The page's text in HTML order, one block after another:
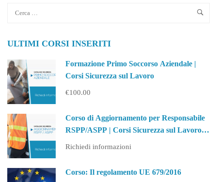
COMPETENZE
DIGITALI
ULTIMI CORSI INSERITI
Formazione Primo Soccorso Aziendale |
Corsi Sicurezza sul Lavoro
€100.00
Corso di Aggiornamento per Responsabile
RSPP/ASPP | Corsi Sicurezza sul Lavoro
Richiedi informazioni
Corso: Il regolamento UE 679/2016